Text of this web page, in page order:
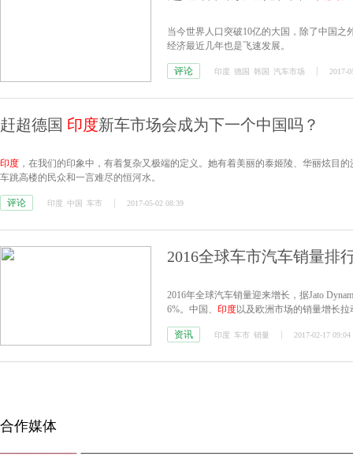
当今世界人口突破10亿的大国，除了中国之
经济最近几年也是飞速发展。
评论 印度 德国 韩国 汽车市场 2017-
赶超德国 印度新车市场会成为下一个中国吗？
印度 ，在我们的印象中，有着复杂又极端的定义。她有着美丽的泰姬陵、华丽炫目
车跳高楼的民众和一言难尽的恒河水。
评论 印度 中国 车市 2017-05-02 08:39
2016全球车市汽车销量排
2016年全球汽车销量迎来增长，据Jato
6%。中国、 印度以及欧洲市场的销量增长
资讯
印度 车市 销量 2017-02-17 09:04
合作媒体